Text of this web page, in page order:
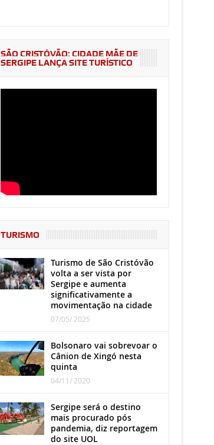
SÃO CRISTÓVÃO: CIDADE MÃE DE
SERGIPE LANÇA SITE TURÍSTICO
TURISMO
Turismo de São Cristóvão
volta a ser vista por
Sergipe e aumenta
significativamente a
movimentação na cidade
07/05/ 2025
Bolsonaro vai sobrevoar o
Cânion de Xingó nesta
quinta
04/11/ 2020
Sergipe será o destino
mais procurado pós
pandemia, diz reportagem
do site UOL